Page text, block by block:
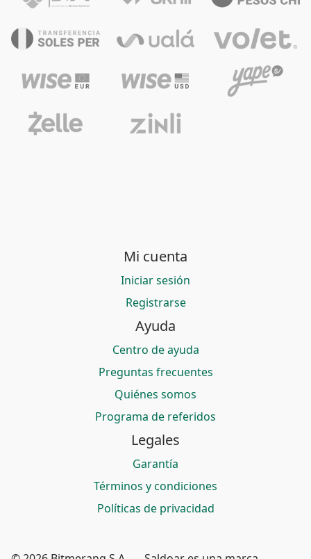
Mi cuenta
Iniciar sesión
Registrarse
Ayuda
Centro de ayuda
Preguntas frecuentes
Quiénes somos
Programa de referidos
Legales
Garantía
Términos y condiciones
Políticas de privacidad